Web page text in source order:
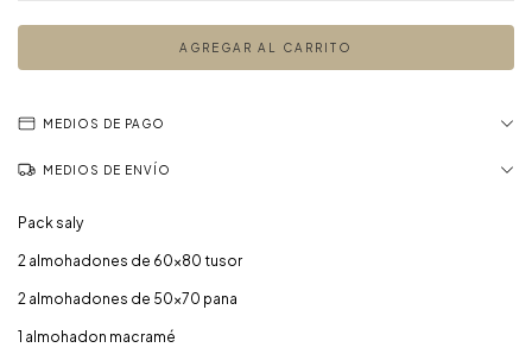
MEDIOS DE PAGO
MEDIOS DE ENVÍO
Pack saly
2 almohadones de 60x80 tusor
2 almohadones de 50x70 pana
1 almohadon macramé